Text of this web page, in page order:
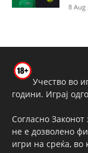
8 Aug
Учество во
години. Играј
Согласно
не е дозволено
игри на среќа, во